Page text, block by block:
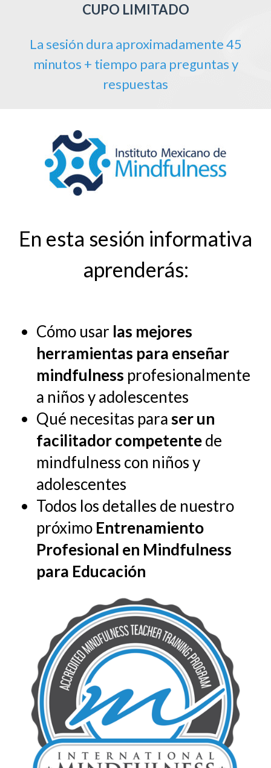
CUPO LIMITADO
La sesión dura aproximadamente 45
minutos + tiempo para preguntas y
respuestas
En esta sesión informativa
aprenderás:
Cómo usar las mejores
herramientas para enseñar
mindfulness profesionalmente
a niños y adolescentes
Qué necesitas paraser un
facilitador competentede
mindfulness con niños y
adolescentes
Todos los detalles de nuestro
próximo Entrenamiento
Profesional en Mindfulness
para Educación